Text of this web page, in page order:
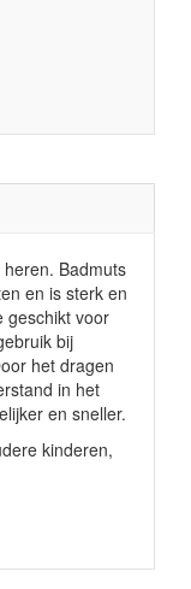
Badmuts
en is sterk en
geschikt voor
bij
het dragen
in het
en sneller.
kinderen,